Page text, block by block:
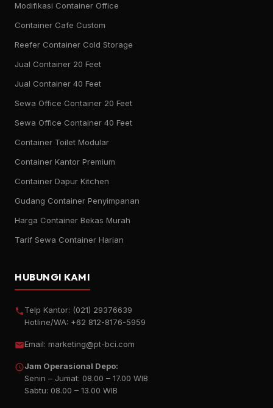
Modifikasi Container Office
Container Cafe Custom
Reefer Container Cold Storage
Jual Container 20 Feet
Jual Container 40 Feet
Sewa Office Container 20 Feet
Sewa Office Container 40 Feet
Container Toilet Modular
Container Kantor Premium
Container Dapur Kitchen
Gudang Container Penyimpanan
Harga Container Bekas Murah
Tarif Sewa Container Harian
HUBUNGI KAMI
Telp Kantor: (021) 29376639
Hotline/WA: +62 812-8176-5959
Email: marketing@pt-bci.com
Jam Operasional Depo:
Senin – Jumat: 08.00 – 17.00 WIB
Sabtu: 08.00 – 13.00 WIB